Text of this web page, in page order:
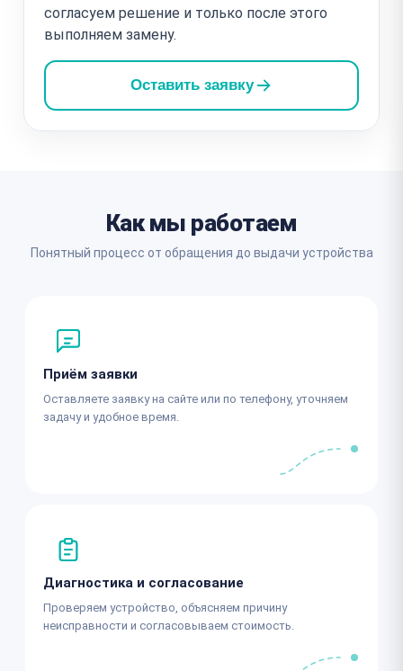
согласуем решение и только после этого
выполняем замену.
Оставить заявку
Как мы работаем
Понятный процесс от обращения до выдачи устройства
Приём заявки
Оставляете заявку на сайте или по телефону, уточняем
задачу и удобное время.
Диагностика и согласование
Проверяем устройство, объясняем причину
неисправности и согласовываем стоимость.